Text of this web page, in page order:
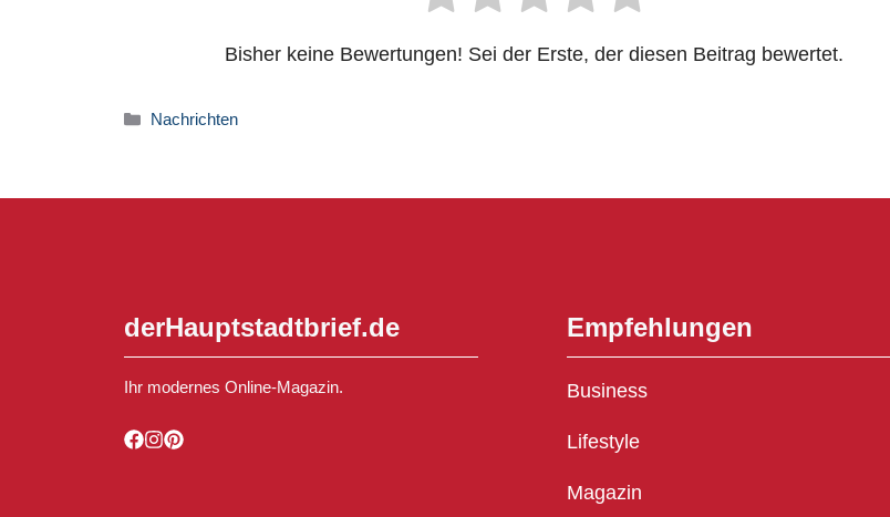
Bisher keine Bewertungen! Sei der Erste, der diesen Beitrag bewertet.
Kategorien
Nachrichten
derHauptstadtbrief.de
Ihr modernes Online-Magazin.
Empfehlungen
Business
Lifestyle
Magazin